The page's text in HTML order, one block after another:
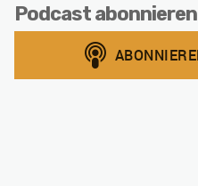
Podcast abonnieren